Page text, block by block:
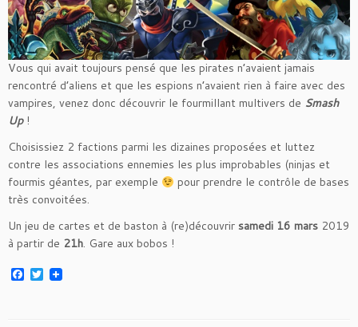
Vous qui avait toujours pensé que les pirates n’avaient jamais
rencontré d’aliens et que les espions n’avaient rien à faire avec des
vampires, venez donc découvrir le fourmillant multivers de Smash
Up!
Choisissiez 2 factions parmi les dizaines proposées et luttez
contre les associations ennemies les plus improbables (ninjas et
fourmis géantes, par exemple
pour prendre le contrôle de bases
très convoitées.
Un jeu de cartes et de baston à (re)découvrir samedi 16 mars 2019
à partir de 21h. Gare aux bobos !
F T
w